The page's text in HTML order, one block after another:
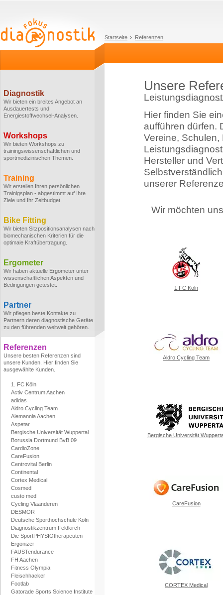
Startseite Referenzen
Diagnostik
Wir bieten ein breites Angebot an
Ausdauertests und
Energiestoffwechsel-Analysen.
Workshops
Wir bieten Workshops zu
trainingswissenschaftlichen und
sportmedizinischen Themen.
Training
Wir erstellen Ihren persönlichen
Trainigsplan - abgestimmt auf Ihre
Ziele und Ihr Zeitbudget.
Bike Fitting
Wir bieten Sitzpositionsanalysen nach
biomechanischen Kriterien für die
optimale Kraftübertragung.
Ergometer
Wir haben aktuelle Ergometer unter
wissenschaftlichen Aspekten und
Bedingungen getestet.
Partner
Wir pflegen beste Kontakte zu
Partnern deren diagnostische Geräte
zu den führenden weltweit gehören.
Referenzen
Unsere besten Referenzen sind
unsere Kunden. Hier finden Sie
ausgewählte Kunden.
1. FC Köln
Activ Centrum Aachen
adidas
Aldro Cycling Team
Alemannia Aachen
Aspetar
Bergische Universität Wuppertal
Borussia Dortmund BvB 09
CardioZone
CareFusion
Centrovital Berlin
Continental
Cortex Medical
Cosmed
custo med
Cycling Vlaanderen
DESMOR
Deutsche Sporthochschule Köln
Diagnostikzentrum Feldkirch
Die SportPHYSIOtherapeuten
Ergonizer
FAUSTendurance
FH Aachen
Fitness Olympia
Fleischhacker
Footlab
Gatorade Sports Science Institute
Unsere
Hier finden Sie
aufführen dürfen.
Vereine,
Hersteller und
unserer
Wir möchten
1.FC Köln
Aldro Cycling Team
Bergische Universität
CareFusion
CORTEX Medical